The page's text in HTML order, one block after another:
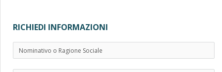
RICHIEDI INFORMAZIONI